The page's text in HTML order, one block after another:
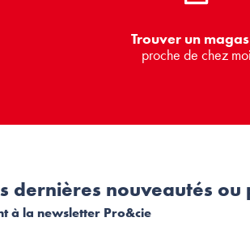
Trouver un
proche de chez moi
dernières nouveautés ou
à la newsletter Pro&cie